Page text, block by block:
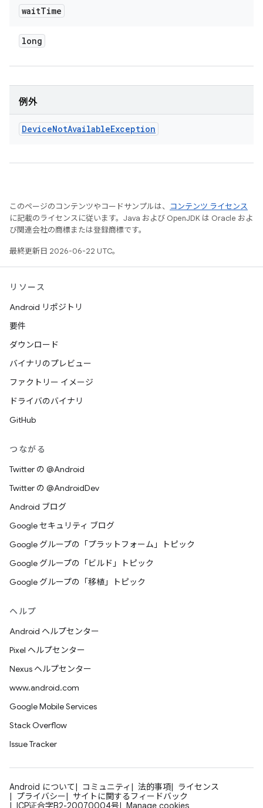
waitTime
long
例外
DeviceNotAvailableException
このページのコンテンツやコードサンプルは、
コンテンツ ライセンス
に記載のライセンスに従います。Java および OpenJDK は Oracle およ
び関連会社の商標または登録商標です。
最終更新日 2026-06-22 UTC。
リソース
Android リポジトリ
要件
ダウンロード
バイナリのプレビュー
ファクトリー イメージ
ドライバのバイナリ
GitHub
つながる
Twitter の @Android
Twitter の @AndroidDev
Android ブログ
Google セキュリティ ブログ
Google グループの「プラットフォーム」トピック
Google グループの「ビルド」トピック
Google グループの「移植」トピック
ヘルプ
Android ヘルプセンター
Pixel ヘルプセンター
Nexus ヘルプセンター
www.android.com
Google Mobile Services
Stack Overflow
Issue Tracker
Android について コミュニティ 法的事項
ライセンス
プライバシー
サイトに関するフィードバック
ICP证合字B2-20070004号
Manage cookies